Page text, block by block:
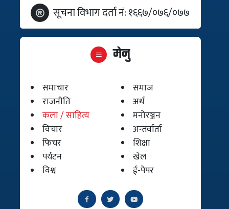
सूचना विभाग दर्ता नं: १६६७/०७६/०७७
मेनु
समाचार
समाज
राजनीति
अर्थ
कला / साहित्य
मनोरञ्जन
विचार
अन्तर्वार्ता
फिचर
शिक्षा
पर्यटन
खेल
विश्व
ई-पेपर